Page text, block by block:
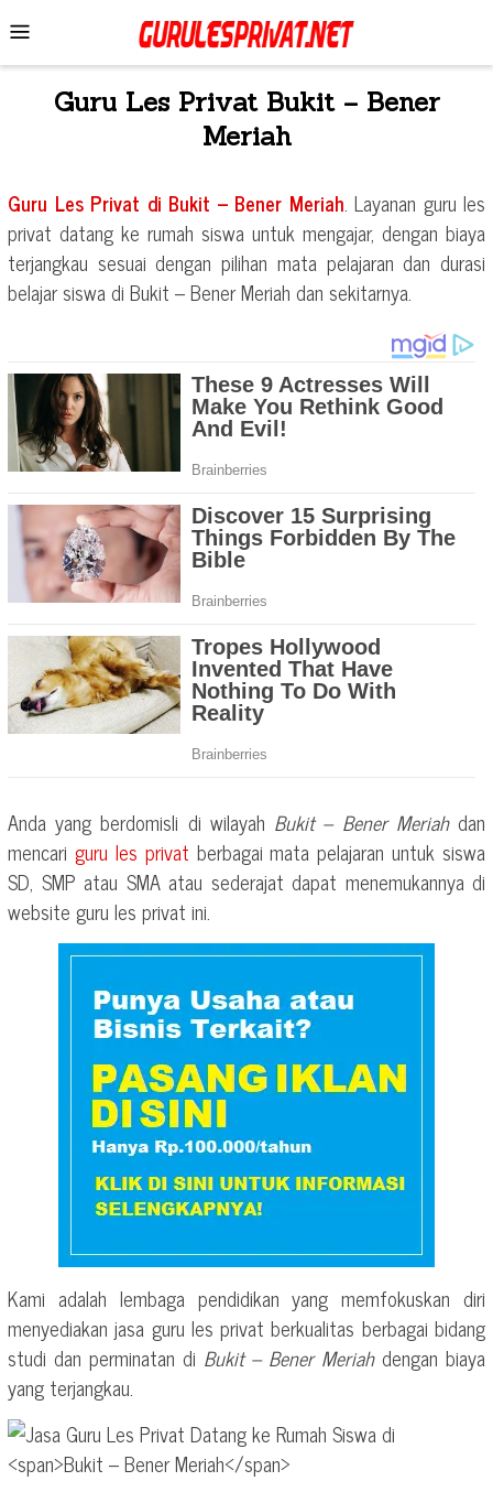
to
contentMenu
Guru Les Privat Bukit – Bener
Meriah
Guru Les Privat di Bukit – Bener Meriah. Layanan guru les
privat datang ke rumah siswa untuk mengajar, dengan biaya
terjangkau sesuai dengan pilihan mata pelajaran dan durasi
belajar siswa di Bukit – Bener Meriah dan sekitarnya.
Anda yang berdomisli di wilayah Bukit – Bener Meriahdan
mencari guru les privat berbagai mata pelajaran untuk siswa
SD, SMP atau SMA atau sederajat dapat menemukannya di
website guru les privat ini.
Kami adalah lembaga pendidikan yang memfokuskan diri
menyediakan jasa guru les privat berkualitas berbagai bidang
studi dan perminatan di Bukit – Bener Meriahdengan biaya
yang terjangkau.